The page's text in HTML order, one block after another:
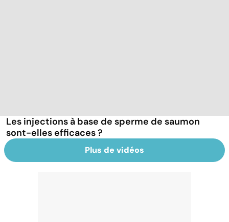
Les injections à base de sperme de saumon
sont-elles efficaces ?
Plus de vidéos